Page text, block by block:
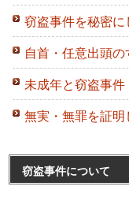
窃盗事件を秘密に
自首・任意出頭の
未成年と窃盗事件
無実・無罪を証
窃盗事件について